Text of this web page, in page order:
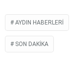
AYDIN HABERLERI
SON DAKIKA